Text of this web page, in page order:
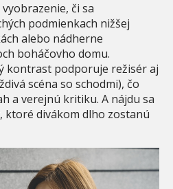
či sa
podmienkach nižšej
alebo nádherne
boháčovho domu.
kontrast podporuje režisér aj
scéna so schodmi), čo
a verejnú kritiku. A nájdu sa
ktoré divákom dlho zostanú